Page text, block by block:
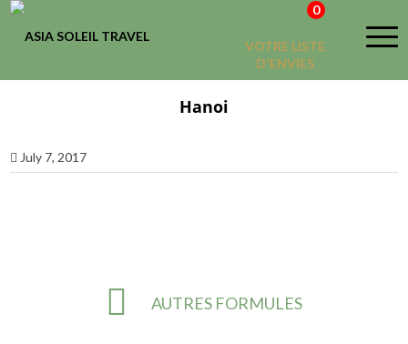
VOTRE LISTE
D'ENVIES
0
Hanoi
July 7, 2017
AUTRES FORMULES